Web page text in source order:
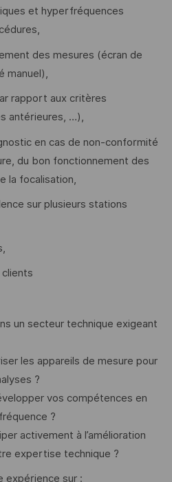
et hyperfréquences
des mesures (écran de
manuel),
rapport aux critères
antérieures, …),
en cas de non-conformité
du bon fonctionnement des
la focalisation,
sur plusieurs stations
un secteur technique exigeant
les appareils de mesure pour
?
vos compétences en
?
activement à l’amélioration
expertise technique ?
expérience sur :